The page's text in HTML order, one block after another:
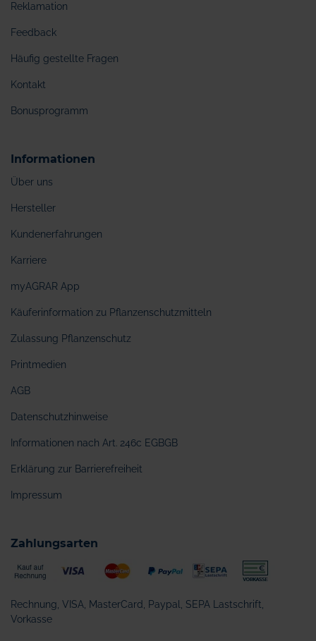
Reklamation
Feedback
Häufig gestellte Fragen
Kontakt
Bonusprogramm
Informationen
Über uns
Hersteller
Kundenerfahrungen
Karriere
myAGRAR App
Käuferinformation zu Pflanzenschutzmitteln
Zulassung Pflanzenschutz
Printmedien
AGB
Datenschutzhinweise
Informationen nach Art. 246c EGBGB
Erklärung zur Barrierefreiheit
Impressum
Zahlungsarten
Rechnung, VISA, MasterCard, Paypal, SEPA Lastschrift,
Vorkasse